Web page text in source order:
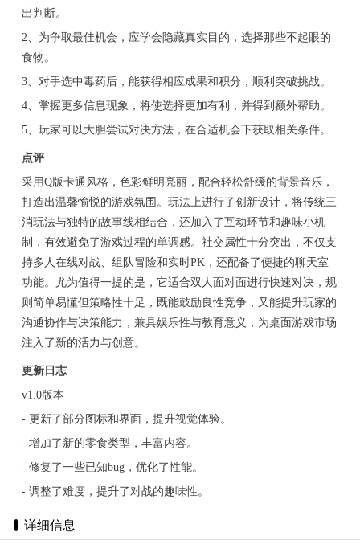
出判断。
2、为争取最佳机会，应学会隐藏真实目的，选择那些不起眼的
食物。
3、对手选中毒药后，能获得相应成果和积分，顺利突破挑战。
4、掌握更多信息现象，将使选择更加有利，并得到额外帮助。
5、玩家可以大胆尝试对决方法，在合适机会下获取相关条件。
点评
采用Q版卡通风格，色彩鲜明亮丽，配合轻松舒缓的背景音乐，
打造出温馨愉悦的游戏氛围。玩法上进行了创新设计，将传统三
消玩法与独特的故事线相结合，还加入了互动环节和趣味小机
制，有效避免了游戏过程的单调感。社交属性十分突出，不仅支
持多人在线对战、组队冒险和实时PK，还配备了便捷的聊天室
功能。尤为值得一提的是，它适合双人面对面进行快速对决，规
则简单易懂但策略性十足，既能鼓励良性竞争，又能提升玩家的
沟通协作与决策能力，兼具娱乐性与教育意义，为桌面游戏市场
注入了新的活力与创意。
更新日志
v1.0版本
- 更新了部分图标和界面，提升视觉体验。
- 增加了新的零食类型，丰富内容。
- 修复了一些已知bug，优化了性能。
- 调整了难度，提升了对战的趣味性。
详细信息